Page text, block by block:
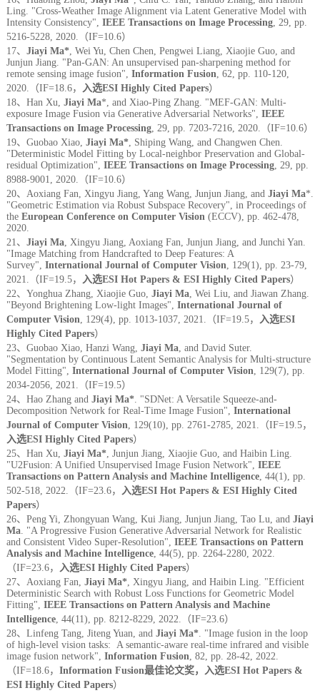
Ling. "Cross-Weather Image Alignment via Latent Generative Model with
Intensity Consistency", IEEE Transactions on Image Processing, 29, pp.
5216-5228, 2020.（IF=10.6）
17、 Jiayi Ma*, Wei Yu, Chen Chen, Pengwei Liang, Xiaojie Guo, and
Junjun Jiang. "Pan-GAN: An unsupervised pan-sharpening method for
remote sensing image fusion", Information Fusion, 62, pp. 110-120,
2020.（IF=18.6， 入选ESI Highly Cited Papers）
18、Han Xu, Jiayi Ma*, and Xiao-Ping Zhang. "MEF-GAN: Multi-
exposure Image Fusion via Generative Adversarial Networks", IEEE
Transactions on Image Processing, 29, pp. 7203-7216, 2020.（IF=10.6）
19、Guobao Xiao, Jiayi Ma*, Shiping Wang, and Changwen Chen.
"Deterministic Model Fitting by Local-neighbor Preservation and Global-
residual Optimization", IEEE Transactions on Image Processing, 29, pp.
8988-9001, 2020.（IF=10.6）
20、Aoxiang Fan, Xingyu Jiang, Yang Wang, Junjun Jiang, and Jiayi Ma*.
"Geometric Estimation via Robust Subspace Recovery", in Proceedings of
the European Conference on Computer Vision(ECCV), pp. 462-478,
2020.
21、 Jiayi Ma, Xingyu Jiang, Aoxiang Fan, Junjun Jiang, and Junchi Yan.
"Image Matching from Handcrafted to Deep Features: A
Survey", International Journal of Computer Vision, 129(1), pp. 23-79,
2021.（IF=19.5， 入选ESI Hot Papers & ESI Highly Cited Papers）
22、Yonghua Zhang, Xiaojie Guo, Jiayi Ma, Wei Liu, and Jiawan Zhang.
"Beyond Brightening Low-light Images", International Journal of
Computer Vision, 129(4), pp. 1013-1037, 2021.（IF=19.5， 入选ESI
Highly Cited Papers）
23、Guobao Xiao, Hanzi Wang, Jiayi Ma, and David Suter.
"Segmentation by Continuous Latent Semantic Analysis for Multi-structure
Model Fitting", International Journal of Computer Vision, 129(7), pp.
2034-2056, 2021.（IF=19.5）
24、Hao Zhang and Jiayi Ma*. "SDNet: A Versatile Squeeze-and-
Decomposition Network for Real-Time Image Fusion", International
Journal of Computer Vision, 129(10), pp. 2761-2785, 2021.（IF=19.5，
入选ESI Highly Cited Papers）
25、Han Xu, Jiayi Ma*, Junjun Jiang, Xiaojie Guo, and Haibin Ling.
"U2Fusion: A Unified Unsupervised Image Fusion Network", IEEE
Transactions on Pattern Analysis and Machine Intelligence, 44(1), pp.
502-518, 2022.（IF=23.6， 入选ESI Hot Papers & ESI Highly Cited
Papers）
26、Peng Yi, Zhongyuan Wang, Kui Jiang, Junjun Jiang, Tao Lu, and Jiayi
Ma. "A Progressive Fusion Generative Adversarial Network for Realistic
and Consistent Video Super-Resolution", IEEE Transactions on Pattern
Analysis and Machine Intelligence, 44(5), pp. 2264-2280, 2022.
（IF=23.6， 入选ESI Highly Cited Papers）
27、Aoxiang Fan, Jiayi Ma*, Xingyu Jiang, and Haibin Ling. "Efficient
Deterministic Search with Robust Loss Functions for Geometric Model
Fitting", IEEE Transactions on Pattern Analysis and Machine
Intelligence, 44(11), pp. 8212-8229, 2022.（IF=23.6）
28、Linfeng Tang, Jiteng Yuan, and Jiayi Ma*. "Image fusion in the loop
of high-level vision tasks: A semantic-aware real-time infrared and visible
image fusion network", Information Fusion, 82, pp. 28-42, 2022.
（IF=18.6， Information Fusion最佳论文奖， 入选ESI Hot Papers &
ESI Highly Cited Papers）